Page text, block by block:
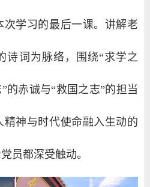
学习的最后一课。讲解老
诗词为脉络，围绕“求学之
的赤诚与“救国之志”的担当
神与时代使命融入生动的
员都深受触动。